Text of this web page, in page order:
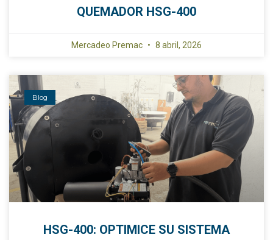
QUEMADOR HSG-400
Mercadeo Premac 8 abril, 2026
Blog
HSG-400: OPTIMICE SU SISTEMA